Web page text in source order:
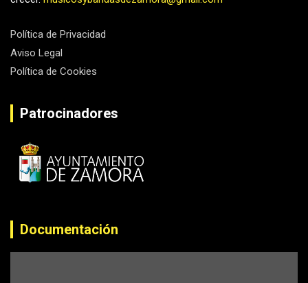
Política de Privacidad
Aviso Legal
Política de Cookies
Patrocinadores
Documentación